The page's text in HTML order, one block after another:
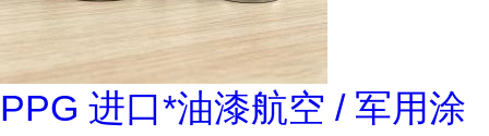
PPG 进口*油漆航空 / 军用涂